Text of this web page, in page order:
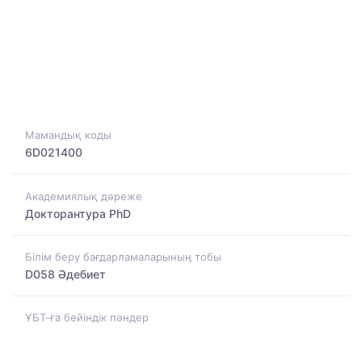
Мамандық коды
6D021400
Академиялық дәреже
Докторантура PhD
Білім беру бағдарламаларының тобы
D058 Әдебиет
ҰБТ-ға бейіндік пәндер